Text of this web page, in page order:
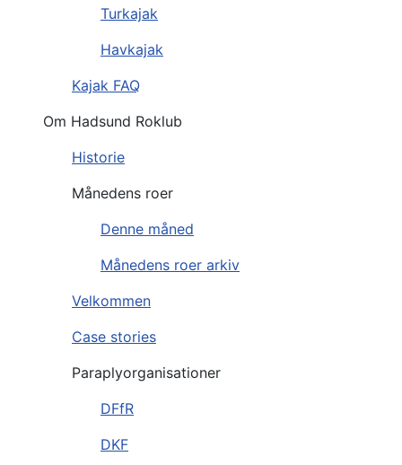
Turkajak
Havkajak
Kajak FAQ
Om Hadsund Roklub
Historie
Månedens roer
Denne måned
Månedens roer arkiv
Velkommen
Case stories
Paraplyorganisationer
DFfR
DKF